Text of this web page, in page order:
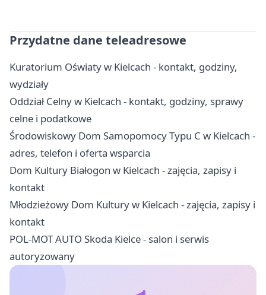
Przydatne dane teleadresowe
Kuratorium Oświaty w Kielcach - kontakt, godziny,
wydziały
Oddział Celny w Kielcach - kontakt, godziny, sprawy
celne i podatkowe
Środowiskowy Dom Samopomocy Typu C w Kielcach -
adres, telefon i oferta wsparcia
Dom Kultury Białogon w Kielcach - zajęcia, zapisy i
kontakt
Młodzieżowy Dom Kultury w Kielcach - zajęcia, zapisy i
kontakt
POL-MOT AUTO Skoda Kielce - salon i serwis
autoryzowany